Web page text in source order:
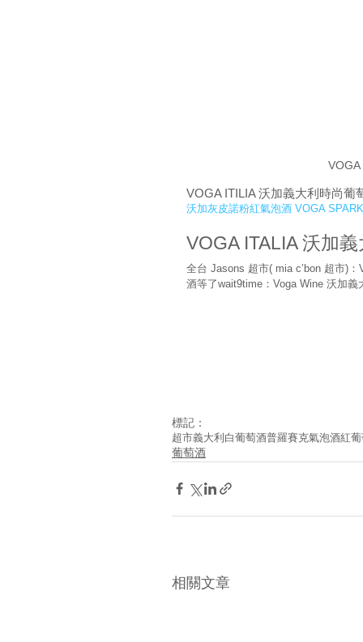
VOGA ITILIA 沃加義大利時尚葡
沃加灰皮諾粉紅氣泡酒 VOGA
VOGA ITALIA 沃加
全台 Jasons 超市( mia c’bon 超市)
酒等了wait9time：Voga Wine 沃加義
標記：
超市義大利 白葡萄酒普羅賽克氣泡酒紅
葡萄酒
相關文章